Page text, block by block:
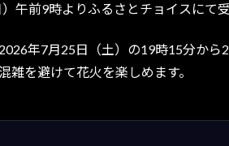
午前9時よりふるさとチョイスにて受
年7月25日（土）の19時15分か
を避けて花火を楽しめます。